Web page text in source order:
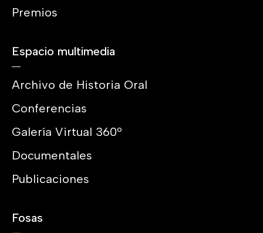
Premios
Espacio multimedia
Archivo de Historia Oral
Conferencias
Galería Virtual 360º
Documentales
Publicaciones
Fosas